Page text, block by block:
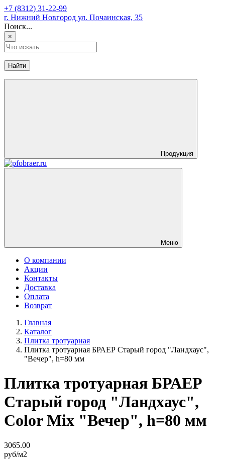
+7 (8312) 31-22-99
г. Нижний Новгород ул. Почаинская, 35
Поиск...
×
Найти
Продукция
Меню
О компании
Акции
Контакты
Доставка
Оплата
Возврат
Главная
Каталог
Плитка тротуарная
Плитка тротуарная БРАЕР Старый город "Ландхаус",
"Вечер", h=80 мм
Плитка тротуарная БРАЕР
Старый город "Ландхаус",
Color Mix "Вечер", h=80 мм
3065.00
руб/м2